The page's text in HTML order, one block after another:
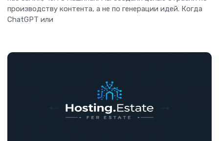
производству контента, а не по генерации идей. Когда
ChatGPT или